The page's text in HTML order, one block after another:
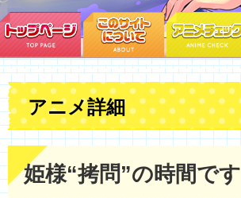
アニメ詳細
姫様“拷問”の時間です